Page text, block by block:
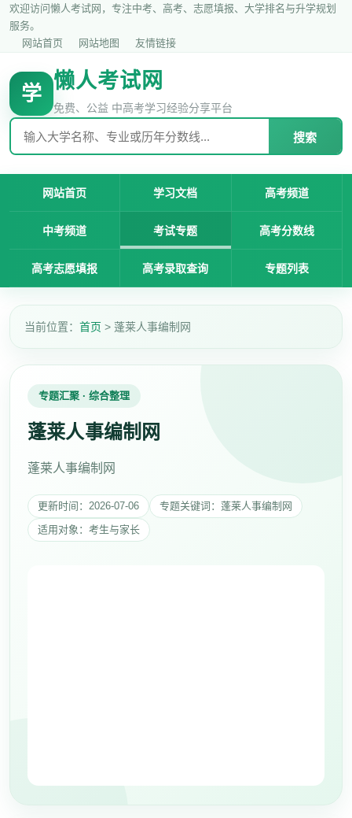
欢迎访问懒人考试网，专注中考、高考、志愿填报、大学排名与升学规划
服务。
网站首页
网站地图 友情链接
学
懒人考试网
免费、公益 中高考学习经验分享平台
搜索
网站首页 学习文档 高考频道
中考频道 考试专题 高考分数线
高考志愿填报 高考录取查询 专题列表
当前位置： 首页 > 蓬莱人事编制网
专题汇聚 · 综合整理
蓬莱人事编制网
蓬莱人事编制网
更新时间：2026-07-06
专题关键词：蓬莱人事编制网
适用对象：考生与家长